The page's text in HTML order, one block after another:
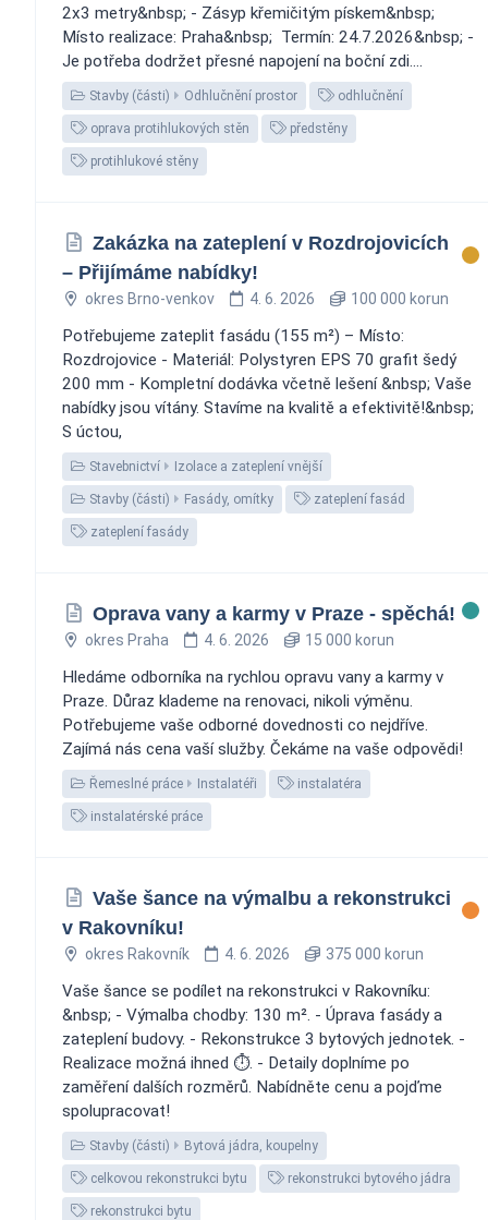
2x3 metry&nbsp; - Zásyp křemičitým pískem&nbsp;
Místo realizace: Praha&nbsp; ️ Termín: 24.7.2026&nbsp; -
Je potřeba dodržet přesné napojení na boční zdi....
Stavby (části) Odhlučnění prostor odhlučnění
oprava protihlukových stěn předstěny
protihlukové stěny
Zakázka na zateplení v Rozdrojovicích
– Přijímáme nabídky!
okres Brno-venkov 4. 6. 2026 100 000 korun
Potřebujeme zateplit fasádu (155 m²) – Místo:
Rozdrojovice - Materiál: Polystyren EPS 70 grafit šedý
200 mm - Kompletní dodávka včetně lešení &nbsp; Vaše
nabídky jsou vítány. Stavíme na kvalitě a efektivitě!&nbsp;
S úctou,
Stavebnictví Izolace a zateplení vnější
Stavby (části) Fasády, omítky zateplení fasád
zateplení fasády
Oprava vany a karmy v Praze - spěchá!
okres Praha 4. 6. 2026 15 000 korun
Hledáme odborníka na rychlou opravu vany a karmy v
Praze. Důraz klademe na renovaci, nikoli výměnu.
Potřebujeme vaše odborné dovednosti co nejdříve.
Zajímá nás cena vaší služby. Čekáme na vaše odpovědi!
Řemeslné práce Instalatéři instalatéra
instalatérské práce
Vaše šance na výmalbu a rekonstrukci
v Rakovníku!
okres Rakovník 4. 6. 2026 375 000 korun
Vaše šance se podílet na rekonstrukci v Rakovníku:
&nbsp; - Výmalba chodby: 130 m². - Úprava fasády a
zateplení budovy. - Rekonstrukce 3 bytových jednotek. -
Realizace možná ihned ⏱️. - Detaily doplníme po
zaměření dalších rozměrů. Nabídněte cenu a pojďme
spolupracovat!
Stavby (části) Bytová jádra, koupelny
celkovou rekonstrukci bytu rekonstrukci bytového jádra
rekonstrukci bytu